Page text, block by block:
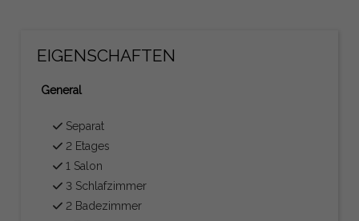
EIGENSCHAFTEN
General
Separat
2 Etages
1 Salon
3 Schlafzimmer
2 Badezimmer